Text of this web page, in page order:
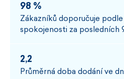
98 %
Zákazníků doporučuje
spokojenosti za posledních
2,2
Průměrná doba dodání ve